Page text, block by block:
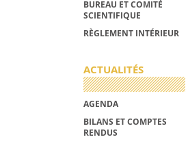
BUREAU ET COMITÉ
SCIENTIFIQUE
RÈGLEMENT INTÉRIEUR
ACTUALITÉS
AGENDA
BILANS ET COMPTES
RENDUS